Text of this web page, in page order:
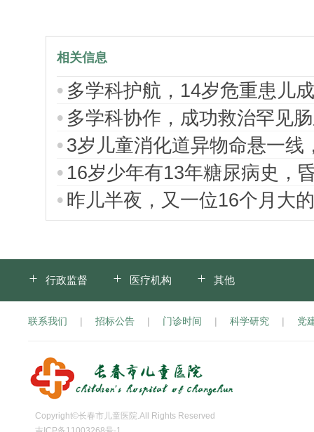
相关信息
多学科护航，14岁危重患儿
多学科协作，成功救治罕见
3岁儿童消化道异物命悬一线
16岁少年有13年糖尿病史
昨儿半夜，又一位16个月大
行政监督 医疗机构 其他
联系我们 | 招标公告 | 门诊时间 | 科学研究 | 党
Copyright©长春市儿童医院.All Rights Reserved